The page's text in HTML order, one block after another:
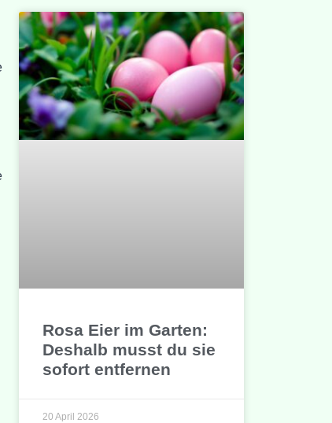
Rosa Eier im Garten:
Deshalb musst du sie
sofort entfernen
20 April 2026